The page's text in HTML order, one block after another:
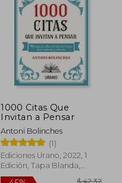
1000 Citas Que
Invitan a Pensar
Antoni Bolinches
(1)
Ediciones Urano, 2022, 1
Edición, Tapa Blanda,
Nuevo